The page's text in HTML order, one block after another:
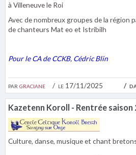
par graciane le 17/11/2025
à Villeneuve le Roi
Avec de nombreux groupes de la région
de chanteurs Mat eo et Istribilh
Pour le CA de CCKB, Cédric Blin
Kazetenn Koroll - Rentrée
Culture, danse, musique et chant